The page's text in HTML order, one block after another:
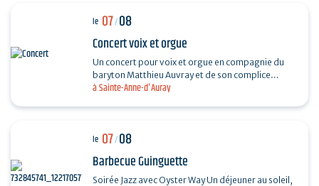
à Sainte-Anne-d'Auray
le 07/08
Concert voix et orgue
Un concert pour voix et orgue en compagnie du
baryton Matthieu Auvray et de son complice
Antoine Joly aux claviers, pour un moment
le 07/08
Barbecue Guinguette
Soirée Jazz avec Oyster Way Un déjeuner au soleil,